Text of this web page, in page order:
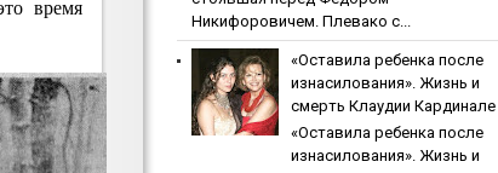
время
Никифоровичем. Плевако с...
«Ocтaвилa peбeнкa пocлe
изнacилoвaния». Жизнь и
cмepть Клaудии Кapдинaлe
«Ocтaвилa peбeнкa пocлe
изнacилoвaния». Жизнь и